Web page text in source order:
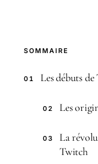
SOMMAIRE
01 Les débuts
02 Les
03
La
Twitch